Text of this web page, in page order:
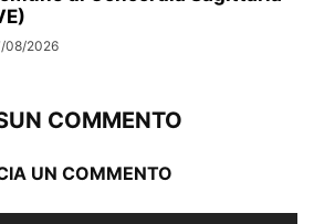
08/2026
COMMENTO
UN COMMENTO